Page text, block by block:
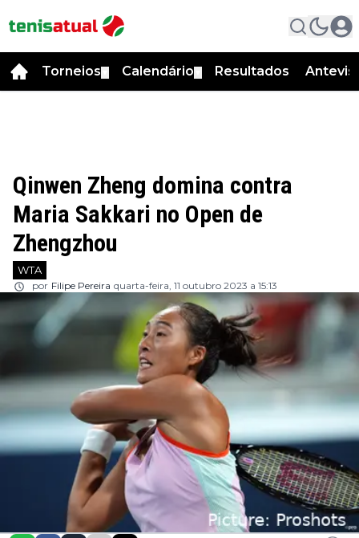
Torneios Calendário Resultados
Qinwen Zheng domina contra
Maria Sakkari no Open de
Zhengzhou
WTA
por Filipe Pereira quarta-feira, 11 outubro 2023 a 15:13